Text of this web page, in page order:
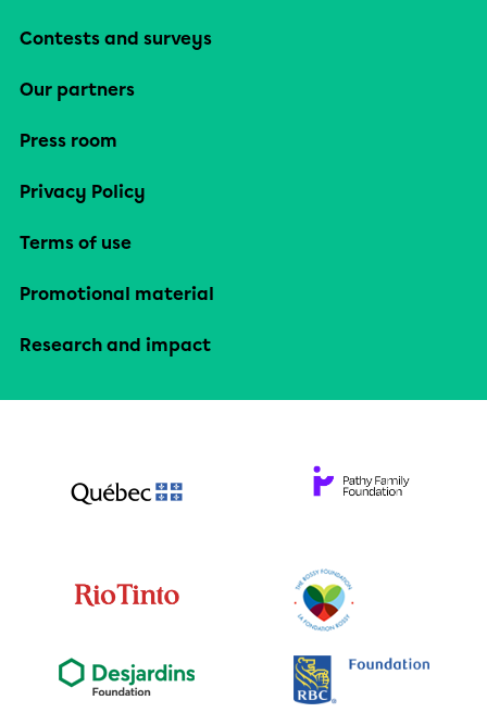
Contests and surveys
Our partners
Press room
Privacy Policy
Terms of use
Promotional material
Research and impact